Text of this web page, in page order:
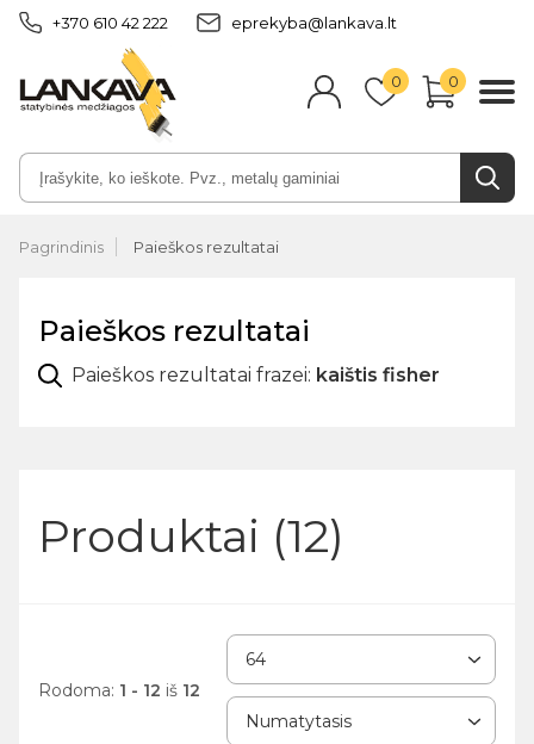
+370 610 42 222 eprekyba@lankava.lt
0 0
Pagrindinis Paieškos rezultatai
Paieškos rezultatai
Paieškos rezultatai frazei: kaištis fisher
Produktai (12)
Rodoma: 1 - 12 iš 12